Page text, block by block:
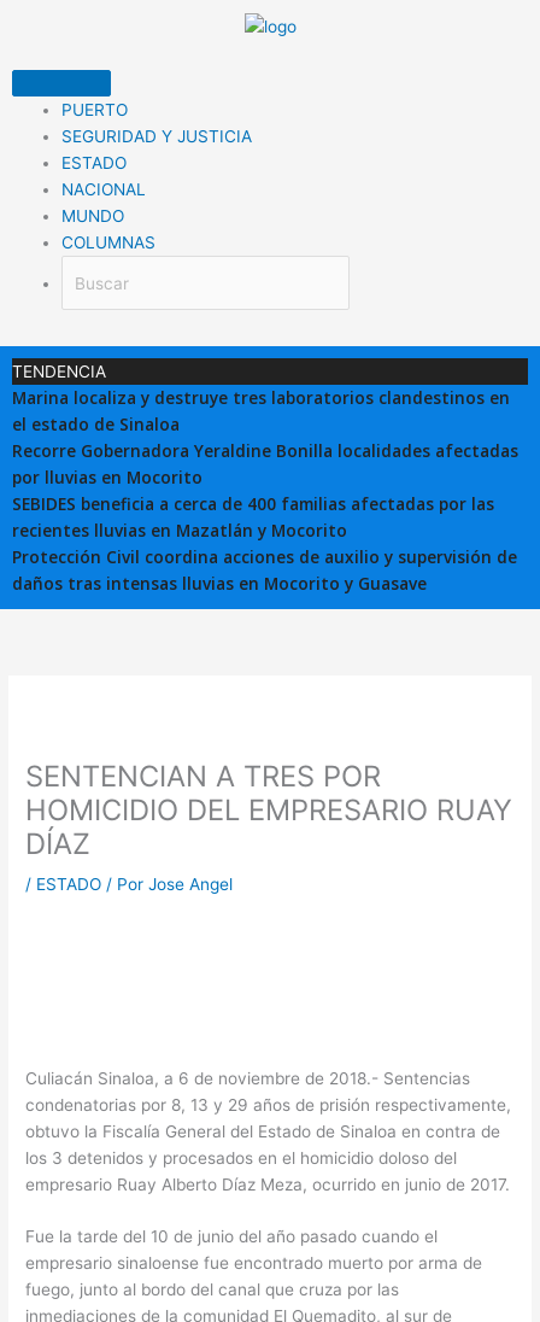
PUERTO
SEGURIDAD Y JUSTICIA
ESTADO
NACIONAL
MUNDO
COLUMNAS
TENDENCIA
Marina localiza y destruye tres laboratorios clandestinos en
el estado de Sinaloa
Recorre Gobernadora Yeraldine Bonilla localidades afectadas
por lluvias en Mocorito
SEBIDES beneficia a cerca de 400 familias afectadas por las
recientes lluvias en Mazatlán y Mocorito
Protección Civil coordina acciones de auxilio y supervisión de
daños tras intensas lluvias en Mocorito y Guasave
SENTENCIAN A TRES POR
HOMICIDIO DEL EMPRESARIO RUAY
DÍAZ
/ ESTADO / PorJose Angel
Culiacán Sinaloa, a 6 de noviembre de 2018.- Sentencias
condenatorias por 8, 13 y 29 años de prisión respectivamente,
obtuvo la Fiscalía General del Estado de Sinaloa en contra de
los 3 detenidos y procesados en el homicidio doloso del
empresario Ruay Alberto Díaz Meza, ocurrido en junio de 2017.
Fue la tarde del 10 de junio del año pasado cuando el
empresario sinaloense fue encontrado muerto por arma de
fuego, junto al bordo del canal que cruza por las
inmediaciones de la comunidad El Quemadito, al sur de